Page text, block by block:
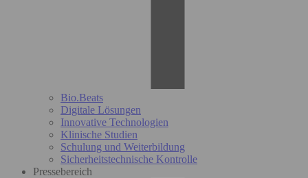
Bio.Beats
Digitale Lösungen
Innovative Technologien
Klinische Studien
Schulung und Weiterbildung
Sicherheitstechnische Kontrolle
Pressebereich